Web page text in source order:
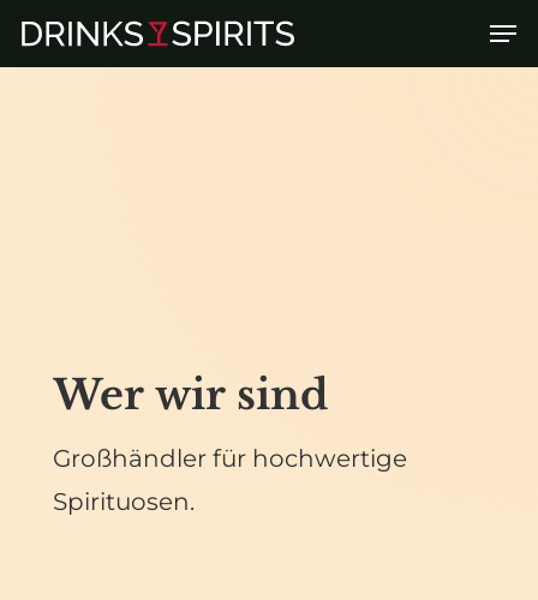
Skip
Wer wir sind
Großhändler für hochwertige
Spirituosen.